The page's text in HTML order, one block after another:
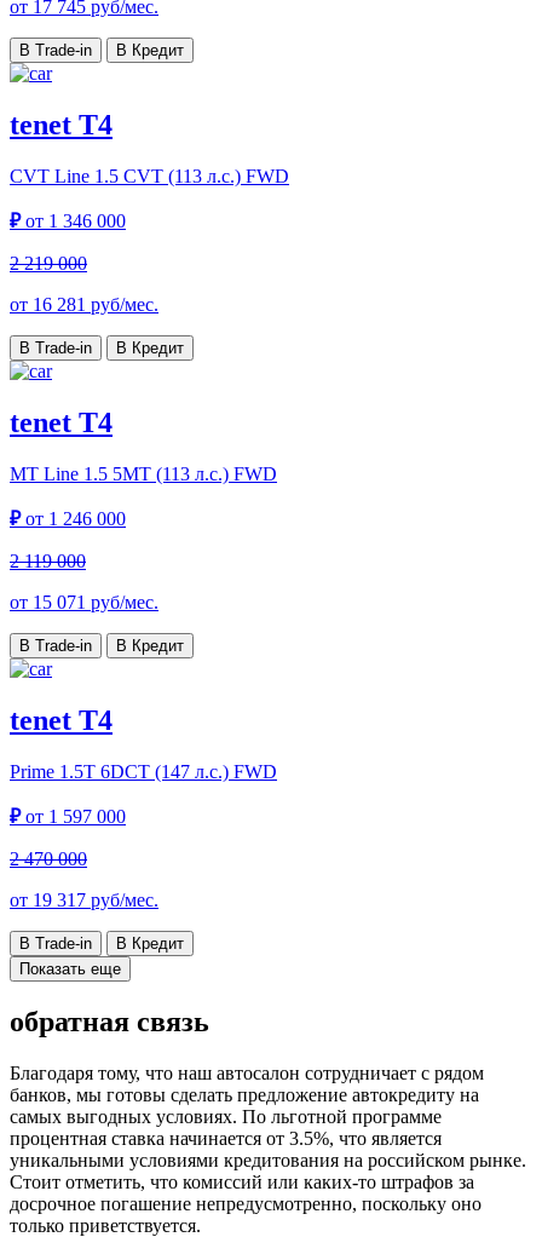
от 17 745 руб/мес.
В Trade-in В Кредит
tenet T4
CVT Line 1.5 CVT (113 л.с.) FWD
₽от 1 346 000
2 219 000
от 16 281 руб/мес.
В Trade-in В Кредит
tenet T4
MT Line 1.5 5MT (113 л.с.) FWD
₽от 1 246 000
2 119 000
от 15 071 руб/мес.
В Trade-in В Кредит
tenet T4
Prime 1.5T 6DCT (147 л.с.) FWD
₽от 1 597 000
2 470 000
от 19 317 руб/мес.
В Trade-in
В Кредит
Показать еще
обратная связь
Благодаря тому, что наш автосалон сотрудничает с рядом
банков, мы готовы сделать предложение автокредиту на
самых выгодных условиях. По льготной программе
процентная ставка начинается от 3.5%, что является
уникальными условиями кредитования на российском рынке.
Стоит отметить, что комиссий или каких-то штрафов за
досрочное погашение непредусмотренно, поскольку оно
только приветствуется.